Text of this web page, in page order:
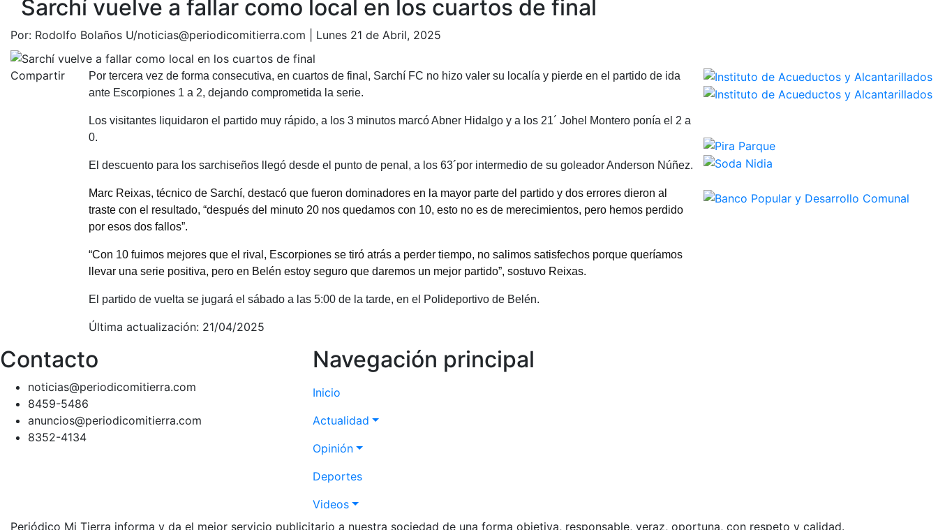
Sarchí vuelve a fallar como local en los cuartos de final
Por: Rodolfo Bolaños U/noticias@periodicomitierra.com | Lunes 21 de Abril, 2025
Compartir
Por tercera vez de forma consecutiva, en cuartos de final, Sarchí FC no hizo valer su localía y pierde en el partido de ida
ante Escorpiones 1 a 2, dejando comprometida la serie.
Los visitantes liquidaron el partido muy rápido, a los 3 minutos marcó Abner Hidalgo y a los 21´ Johel Montero ponía el 2 a
0.
El descuento para los sarchiseños llegó desde el punto de penal, a los 63´por intermedio de su goleador Anderson Núñez.
Marc Reixas, técnico de Sarchí, destacó que fueron dominadores en la mayor parte del partido y dos errores dieron al
traste con el resultado, “después del minuto 20 nos quedamos con 10, esto no es de merecimientos, pero hemos perdido
por esos dos fallos”.
“Con 10 fuimos mejores que el rival, Escorpiones se tiró atrás a perder tiempo, no salimos satisfechos porque queríamos
llevar una serie positiva, pero en Belén estoy seguro que daremos un mejor partido”, sostuvo Reixas.
El partido de vuelta se jugará el sábado a las 5:00 de la tarde, en el Polideportivo de Belén.
Última actualización: 21/04/2025
Contacto
noticias@periodicomitierra.com
8459-5486
anuncios@periodicomitierra.com
8352-4134
Navegación principal
Inicio
Actualidad
Opinión
Deportes
Videos
Periódico Mi Tierra informa y da el mejor servicio publicitario a nuestra sociedad de una forma objetiva, responsable, veraz, oportuna, con respeto y calidad.